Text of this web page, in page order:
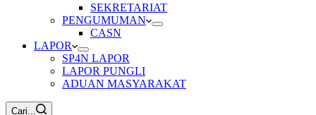
SEKRETARIAT
PENGUMUMAN
CASN
LAPOR
SP4N LAPOR
LAPOR PUNGLI
ADUAN MASYARAKAT
Cari...